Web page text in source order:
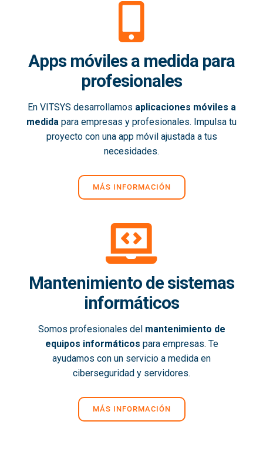
Apps móviles a medida para
profesionales
En VITSYS desarrollamos aplicaciones móviles a
medida para empresas y profesionales. Impulsa tu
proyecto con una app móvil ajustada a tus
necesidades.
MÁS INFORMACIÓN
Mantenimiento de sistemas
informáticos
Somos profesionales del mantenimiento de
equipos informáticos para empresas. Te
ayudamos con un servicio a medida en
ciberseguridad y servidores.
MÁS INFORMACIÓN